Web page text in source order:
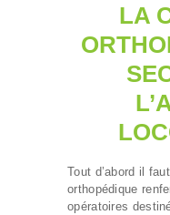
LA
Tout d’abord il
orthopédique
opératoires